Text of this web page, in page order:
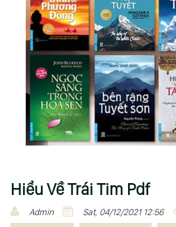
Hiểu Về Trái Tim Pdf
Admin Sat, 04/12/2021 12:56